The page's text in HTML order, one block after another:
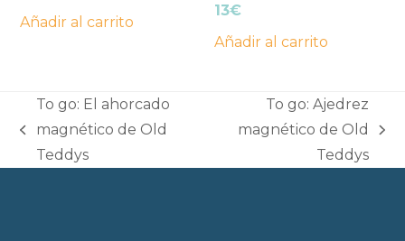
Añadir al carrito
13€
Añadir al carrito
previous
post:
To go: El ahorcado
magnético de Old
Teddys
post:
To go: Ajedrez
magnético de Old
Teddys